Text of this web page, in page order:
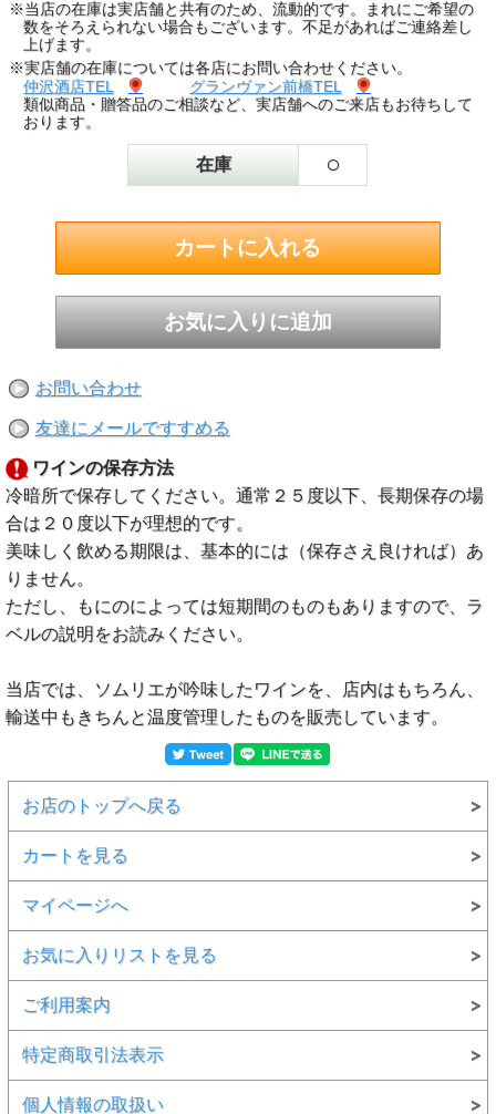
※当店の在庫は実店舗と共有のため、流動的です。まれにご希望の
数をそろえられない場合もございます。不足があればご連絡差し
上げます。
※実店舗の在庫については各店にお問い合わせください。
仲沢酒店TEL
グランヴァン前橋TEL
類似商品・贈答品のご相談など、実店舗へのご来店もお待ちして
おります。
在庫 ○
お問い合わせ
友達にメールですすめる
ワインの保存方法
冷暗所で保存してください。通常２５度以下、長期保存の場
合は２０度以下が理想的です。
美味しく飲める期限は、基本的には（保存さえ良ければ）あ
りません。
ただし、もにのによっては短期間のものもありますので、ラ
ベルの説明をお読みください。
当店では、ソムリエが吟味したワインを、店内はもちろん、
輸送中もきちんと温度管理したものを販売しています。
お店のトップへ戻る
カートを見る
マイページへ
お気に入りリストを見る
ご利用案内
特定商取引法表示
個人情報の取扱い